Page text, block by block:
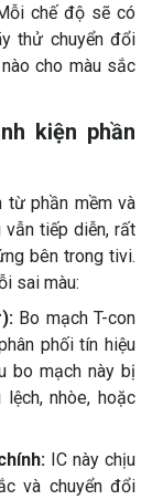
chế độ sẽ có
thử chuyển đổi
cho màu sắc
kiện phần
từ phần mềm và
tiếp diễn, rất
bên trong tivi.
sai màu:
Bo mạch T-con
phối tín hiệu
bo mạch này bị
nhòe, hoặc
IC này chịu
và chuyển đổi